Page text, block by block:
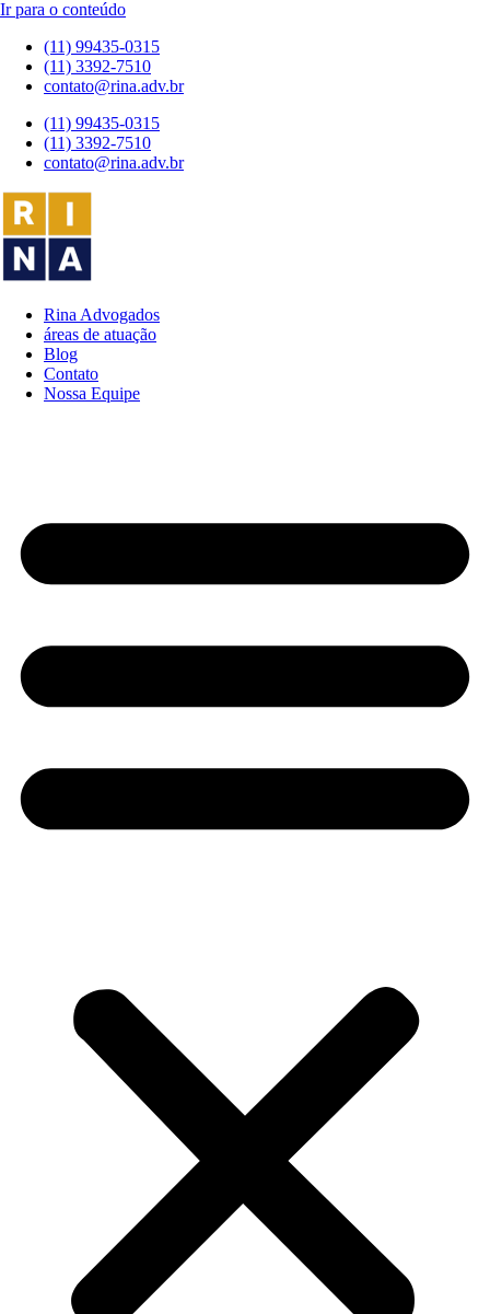
Ir para o conteúdo
(11) 99435-0315
(11) 3392-7510
contato@rina.adv.br
(11) 99435-0315
(11) 3392-7510
contato@rina.adv.br
Rina Advogados
áreas de atuação
Blog
Contato
Nossa Equipe